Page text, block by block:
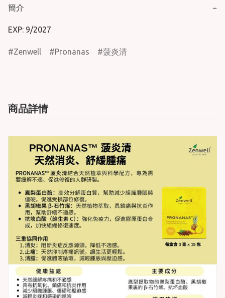
簡介 −
EXP: 9/2027
Zenwell Pronanas 菠炎清
商品詳情